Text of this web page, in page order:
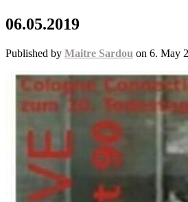
06.05.2019
Published by Maitre Sardou on 6. May